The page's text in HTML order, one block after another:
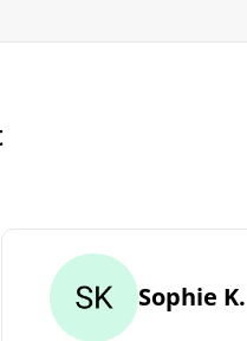
Sophie K.